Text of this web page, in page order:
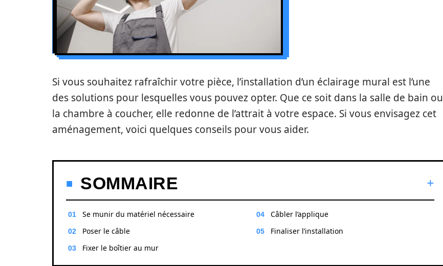
Si vous souhaitez rafraîchir votre pièce, l’installation d’un éclairage mural est l’une
des solutions pour lesquelles vous pouvez opter. Que ce soit dans la salle de bain ou
la chambre à coucher, elle redonne de l’attrait à votre espace. Si vous envisagez cet
aménagement, voici quelques conseils pour vous aider.
SOMMAIRE
Se munir du matériel nécessaire
Poser le câble
Fixer le boîtier au mur
Câbler l’applique
Finaliser l’installation